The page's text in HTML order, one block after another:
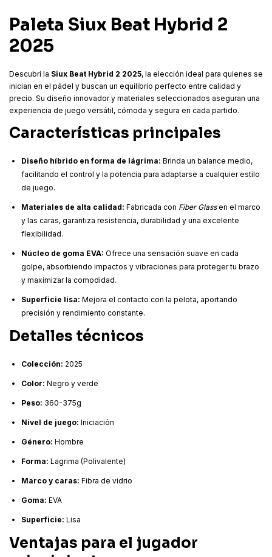
Paleta Siux Beat Hybrid 2
2025
Descubrí la Siux Beat Hybrid 2 2025, la elección ideal para quienes se
inician en el pádel y buscan un equilibrio perfecto entre calidad y
precio. Su diseño innovador y materiales seleccionados aseguran una
experiencia de juego versátil, cómoda y segura en cada partido.
Características principales
Diseño híbrido en forma de lágrima: Brinda un balance medio,
facilitando el control y la potencia para adaptarse a cualquier estilo
de juego.
Materiales de alta calidad: Fabricada con Fiber Glassen el marco
y las caras, garantiza resistencia, durabilidad y una excelente
flexibilidad.
Núcleo de goma EVA: Ofrece una sensación suave en cada
golpe, absorbiendo impactos y vibraciones para proteger tu brazo
y maximizar la comodidad.
Superficie lisa: Mejora el contacto con la pelota, aportando
precisión y rendimiento constante.
Detalles técnicos
Colección: 2025
Color: Negro y verde
Peso: 360-375g
Nivel de juego: Iniciación
Género: Hombre
Forma: Lagrima (Polivalente)
Marco y caras: Fibra de vidrio
Goma: EVA
Superficie: Lisa
Ventajas para el jugador